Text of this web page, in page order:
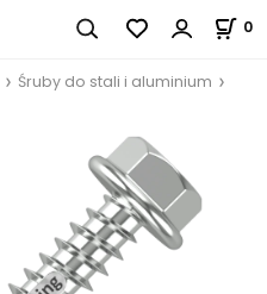
0
Śruby do stali i aluminium